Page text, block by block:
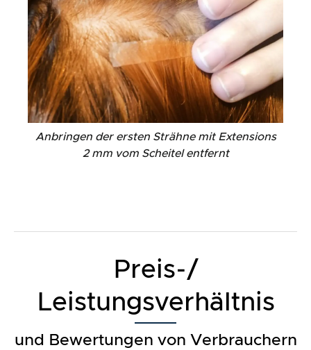
Anbringen der ersten Strähne mit Extensions
2 mm vom Scheitel entfernt
Preis-/
Leistungsverhältnis
und Bewertungen von Verbrauchern